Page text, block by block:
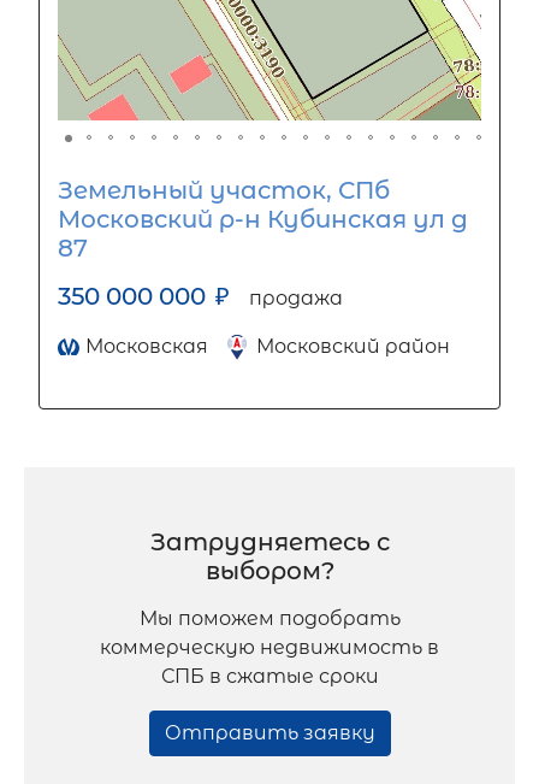
Земельный участок, СПб
Московский р-н Кубинская ул д
87
350 000 000 ₽ продажа
Московская Московский район
Затрудняетесь с
выбором?
Мы поможем подобрать
коммерческую недвижимость в
СПБ в сжатые сроки
Отправить заявку